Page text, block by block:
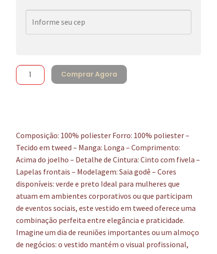
Comprar Agora
Composição: 100% poliester Forro: 100% poliester –
Tecido em tweed – Manga: Longa – Comprimento:
Acima do joelho – Detalhe de Cintura: Cinto com fivela –
Lapelas frontais – Modelagem: Saia godê – Cores
disponíveis: verde e preto Ideal para mulheres que
atuam em ambientes corporativos ou que participam
de eventos sociais, este vestido em tweed oferece uma
combinação perfeita entre elegância e praticidade.
Imagine um dia de reuniões importantes ou um almoço
de negócios: o vestido mantém o visual profissional,